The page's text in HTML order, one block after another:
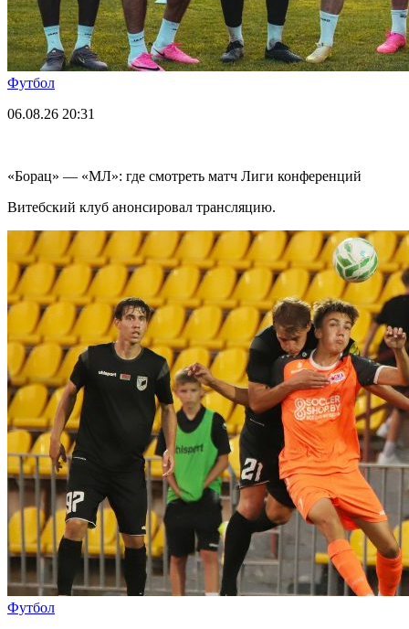
Футбол
06.08.26 20:31
«Борац» — «МЛ»: где смотреть матч Лиги конференций
Витебский клуб анонсировал трансляцию.
Футбол